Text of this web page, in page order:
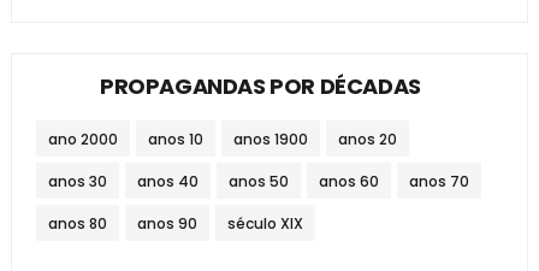
PROPAGANDAS POR DÉCADAS
ano 2000 anos 10 anos 1900 anos 20
anos 30 anos 40 anos 50 anos 60 anos 70
anos 80 anos 90 século XIX